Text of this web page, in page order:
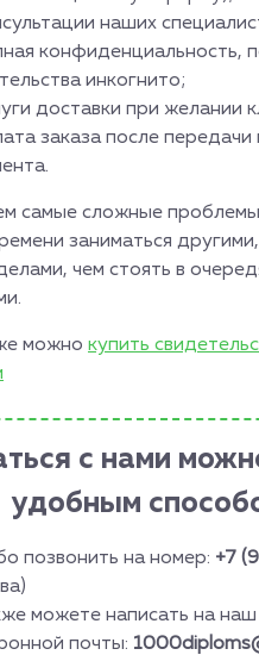
наших
конфиденциальность,
инкогнито;
доставки при желании
заказа после передачи
самые сложные
заниматься
чем стоять в
можно купить
с нами
удобным
позвонить на номер: +7
можете написать на
почты: